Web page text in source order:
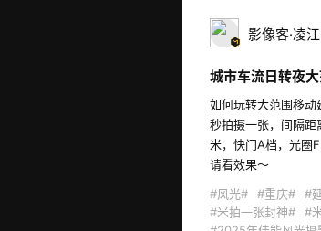
影像客·凌江
城市车流日转夜
如何玩转大范围移
秒拍摄一张，间隔
米，快门A档，光圈
请看效果～
#风光#
#重庆# #
#米拍一张封神#
#